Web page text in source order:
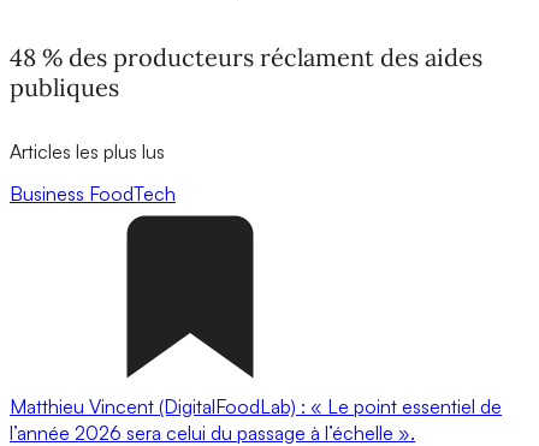
48 % des producteurs réclament des aides
publiques
Articles les plus lus
Business FoodTech
Matthieu Vincent (DigitalFoodLab) : « Le point essentiel de
l’année 2026 sera celui du passage à l’échelle ».